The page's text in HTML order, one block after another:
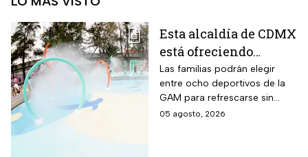
Esta alcaldía de CDMX
está ofreciendo
albercas gratis
durante agosto de
2026: los únicos
requisitos que debes
Las familias podrán elegir
entre ocho deportivos de la
GAM para refrescarse sin
pagar entrada durante las
05 agosto, 2026